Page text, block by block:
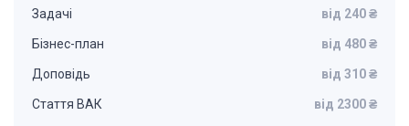
Задачі від 240 ₴
Бізнес-план від 480 ₴
Доповідь від 310 ₴
Стаття ВАК від 2300 ₴